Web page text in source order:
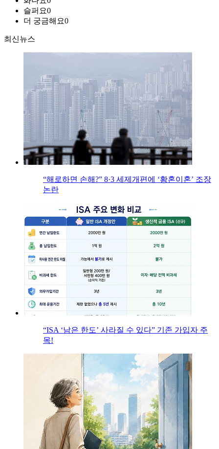
슬퍼요0
더 궁금해요0
최신뉴스
“해로하면 손해?” 8·3 세제개편에 ‘황혼이혼’ 조장
논란
“ISA ‘남은 한도’ 사라질 수 있다” 기존 가입자 주
목!